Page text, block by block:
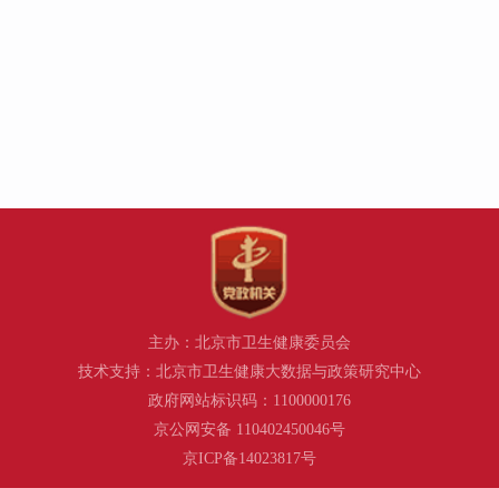
主办：北京市卫生健康委员会
技术支持：北京市卫生健康大数据与政策研究中心
政府网站标识码：1100000176
京公网安备 110402450046号
京ICP备14023817号